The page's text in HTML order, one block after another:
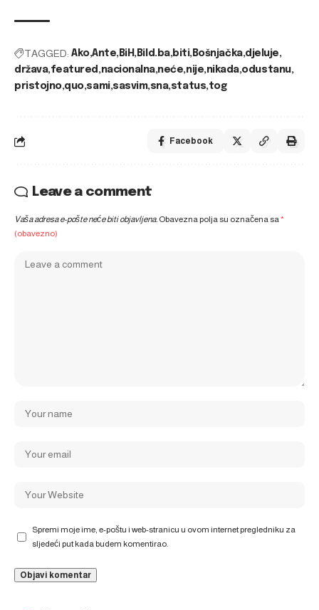
TAGGED: Ako Ante BiH Bild.ba biti Bošnjačka djeluje
država featured nacionalna neće nije nikada odustanu
pristojno quo sami sasvim sna status tog
Facebook
Leave a comment
Vaša adresa e-pošte neće biti objavljena. Obavezna polja su označena sa*
(obavezno)
Spremi moje ime, e-poštu i web-stranicu u ovom internet pregledniku za
sljedeći put kada budem komentirao.